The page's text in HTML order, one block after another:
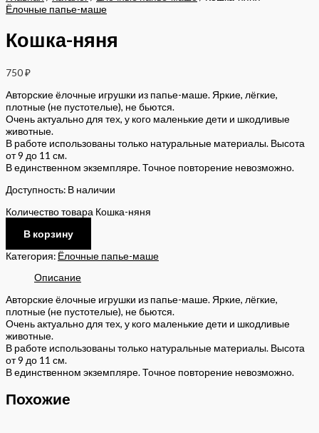
Ёлочные папье-маше
Кошка-няня
750₽
Авторские ёлочные игрушки из папье-маше. Яркие, лёгкие,
плотные (не пустотелые), не бьются.
Очень актуально для тех, у кого маленькие дети и шкодливые
животные.
В работе использованы только натуральные материалы. Высота
от 9 до 11 см.
В единственном экземпляре. Точное повторение невозможно.
Доступность: В наличии
Количество товара Кошка-няня
В корзину
Категория: Ёлочные папье-маше
Описание
Авторские ёлочные игрушки из папье-маше. Яркие, лёгкие,
плотные (не пустотелые), не бьются.
Очень актуально для тех, у кого маленькие дети и шкодливые
животные.
В работе использованы только натуральные материалы. Высота
от 9 до 11 см.
В единственном экземпляре. Точное повторение невозможно.
Похожие